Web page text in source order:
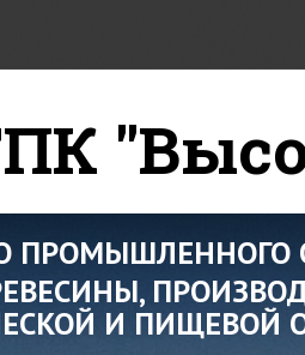
ПРОМЫШЛЕННОГО
И ПИЩЕВОЙ